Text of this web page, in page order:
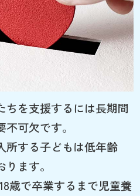
ちを支援するには長期間
可欠です。
所する子どもは低年齢
ます。
歳で卒業するまで児童養